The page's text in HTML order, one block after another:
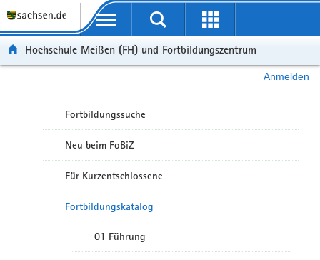
Portalübergreifende Navigation
Hochschule Meißen (FH) und Fortbildungszentrum
Anmelden
Fortbildungssuche
Neu beim FoBiZ
Für Kurzentschlossene
Fortbildungskatalog
01 Führung